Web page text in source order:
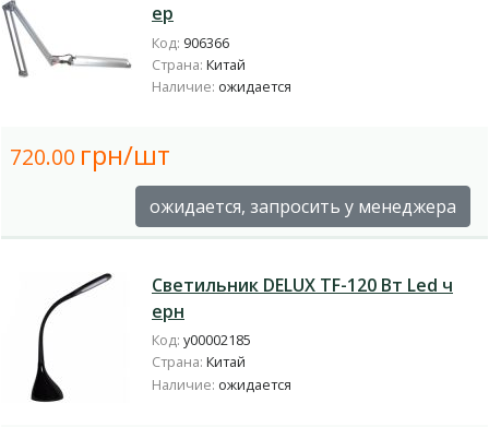
ер
Код: 906366
Страна: Китай
Наличие: ожидается
720.00 грн/шт
ожидается, запросить у менеджера
Светильник DELUX TF-120 Вт Led ч
ерн
Код: у00002185
Страна: Китай
Наличие: ожидается